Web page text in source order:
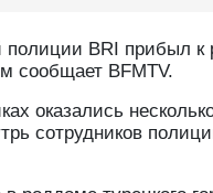
полиции BRI прибыл
сообщает BFMTV.
оказались
сотрудников